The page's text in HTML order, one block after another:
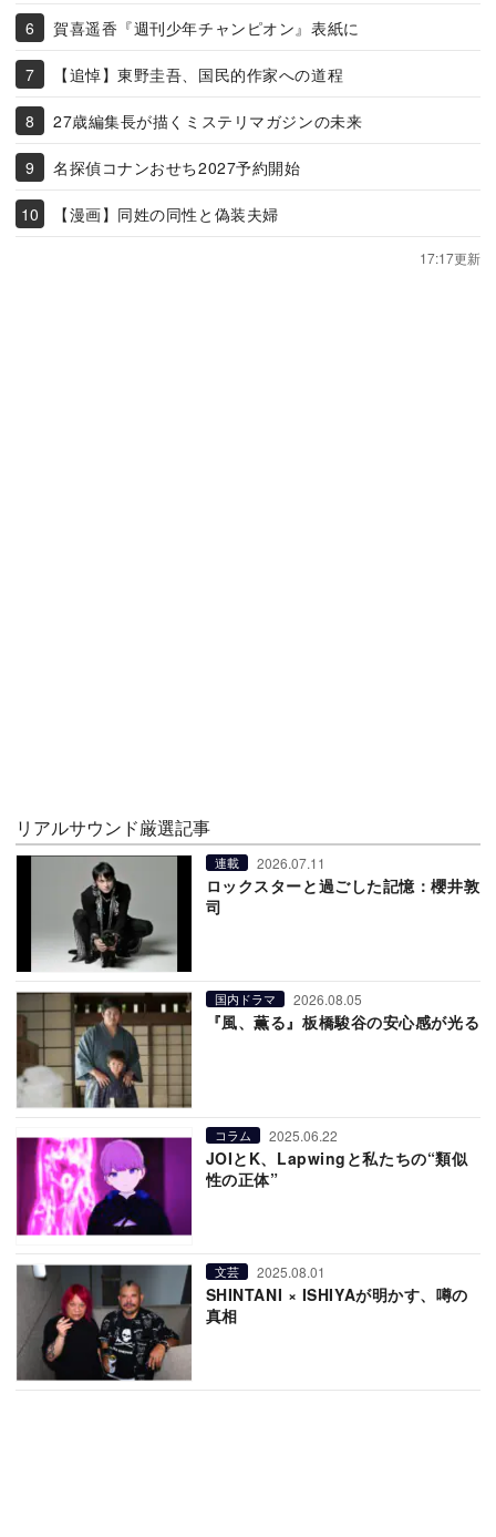
賀喜遥香『週刊少年チャンピオン』表紙に
【追悼】東野圭吾、国民的作家への道程
27歳編集長が描くミステリマガジンの未来
名探偵コナンおせち2027予約開始
【漫画】同姓の同性と偽装夫婦
17:17更新
リアルサウンド厳選記事
連載 2026.07.11
ロックスターと過ごした記憶：櫻井敦
司
国内ドラマ 2026.08.05
『風、薫る』板橋駿谷の安心感が光る
コラム 2025.06.22
JOIとK、Lapwingと私たちの“類似
性の正体”
文芸 2025.08.01
SHINTANI × ISHIYAが明かす、噂の
真相